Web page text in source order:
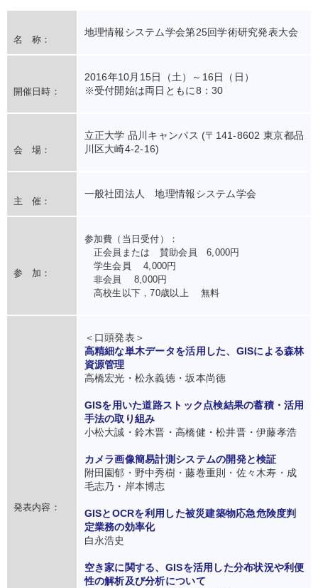
名 称：
地理情報システム学会第25回学術研究発表大会
開催日時：
2016年10月15日（土）～16日（日）
※受付開始は両日ともに8：30
会 場：
立正大学 品川キャンパス (〒141-8602 東京都品
川区大崎4-2-16)
主 催：
一般社団法人 地理情報システム学会
参 加：
参加費（当日受付）：
正会員または 賛助会員 6,000円
学生会員 4,000円
非会員 8,000円
高校生以下，70歳以上 無料
発表内容：
＜口頭発表＞
高精細な単木データを活用した、GISによる森林
資源管理
高橋宏光・松永義徳・坂本尚徳
GISを用いた道路ストック点検結果の蓄積・活用
手法の取り組み
小松大誠・鈴木晋・高橋健・松井晋・伊藤孝浩
カメラ画像簡易計測システムの開発と検証
附田園郁・野中秀樹・藤巻重則・佐々木寿・成
毛志乃・岸本博志
GISとOCRを利用した被災建築物応急危険度判
定業務の効率化
白永浩史
空き家に関する、GISを活用した分布状況や利便
性の解析及び分析について